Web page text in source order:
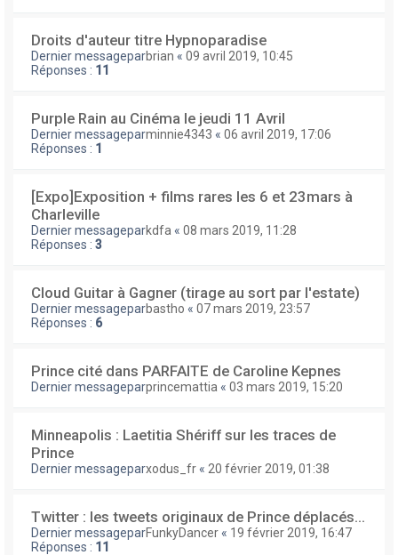
Droits d'auteur titre Hypnoparadise
Dernier messageparbrian « 09 avril 2019, 10:45
Réponses : 11
Purple Rain au Cinéma le jeudi 11 Avril
Dernier messageparminnie4343 « 06 avril 2019, 17:06
Réponses : 1
[Expo]Exposition + films rares les 6 et 23mars à
Charleville
Dernier messageparkdfa « 08 mars 2019, 11:28
Réponses : 3
Cloud Guitar à Gagner (tirage au sort par l'estate)
Dernier messageparbastho « 07 mars 2019, 23:57
Réponses : 6
Prince cité dans PARFAITE de Caroline Kepnes
Dernier messageparprincemattia « 03 mars 2019, 15:20
Minneapolis : Laetitia Shériff sur les traces de
Prince
Dernier messageparxodus_fr « 20 février 2019, 01:38
Twitter : les tweets originaux de Prince déplacés...
Dernier messageparFunkyDancer « 19 février 2019, 16:47
Réponses : 11